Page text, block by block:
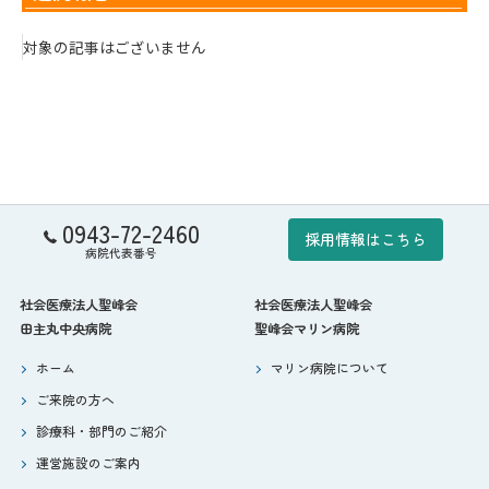
対象の記事はございません
0943-72-2460
病院代表番号
採用情報はこちら
社会医療法人聖峰会
田主丸中央病院
ホーム
ご来院の方へ
診療科・部門のご紹介
運営施設のご案内
社会医療法人聖峰会
聖峰会マリン病院
マリン病院について